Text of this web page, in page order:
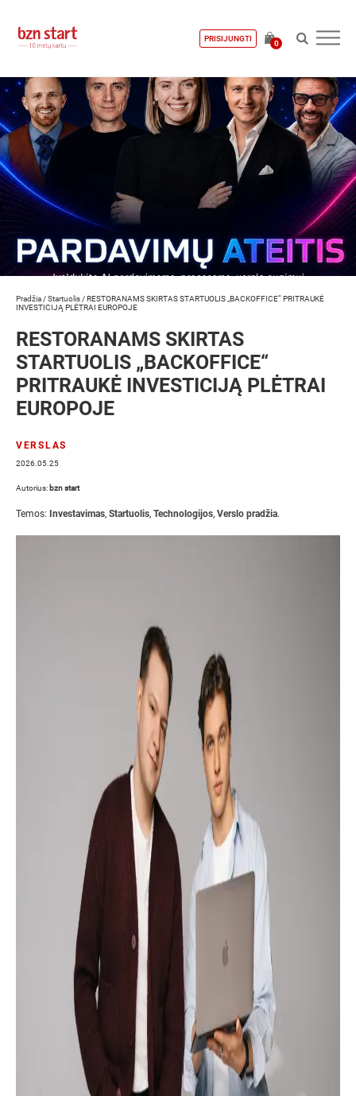
PRISIJUNGTI
0
Pradžia /Startuolis /RESTORANAMS SKIRTAS STARTUOLIS „BACKOFFICE“ PRITRAUKĖ
INVESTICIJĄ PLĖTRAI EUROPOJE
RESTORANAMS SKIRTAS
STARTUOLIS „BACKOFFICE“
PRITRAUKĖ INVESTICIJĄ PLĖTRAI
EUROPOJE
VERSLAS
2026.05.25
Autorius: bzn start
Temos: Investavimas, Startuolis, Technologijos, Verslo pradžia.